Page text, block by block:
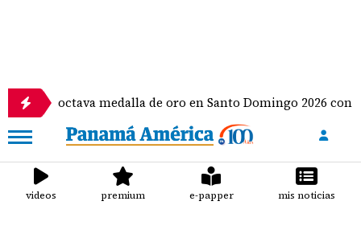
medalla de oro en Santo Domingo 2026 con hazañas
videos premium e-papper mis noticias